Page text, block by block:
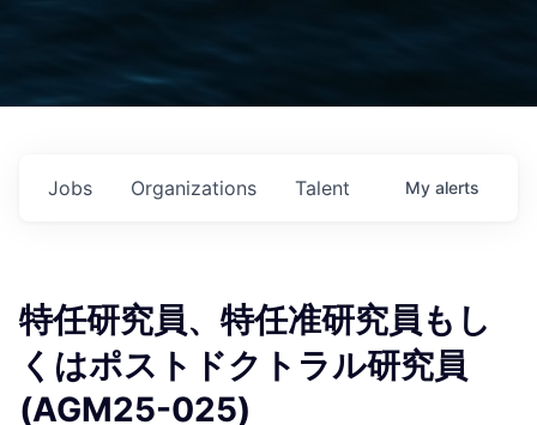
Jobs Organizations Talent My alerts
特任研究員、特任准研究員もし
くはポストドクトラル研究員
(AGM25-025)